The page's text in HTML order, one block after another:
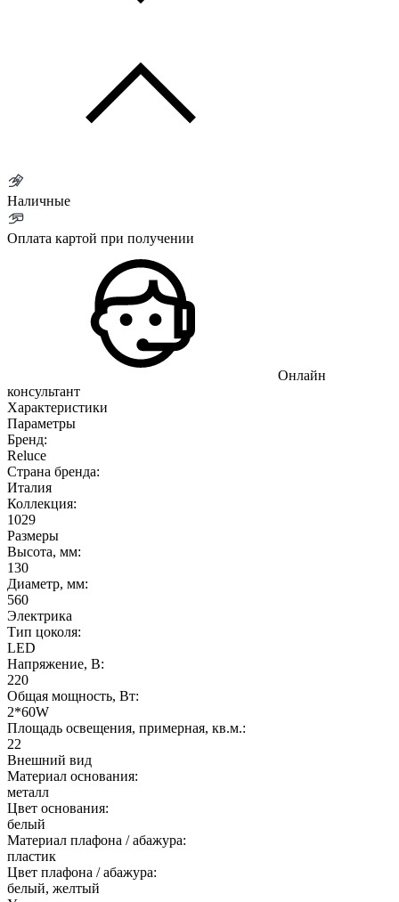
Наличные
Оплата картой при получении
Онлайн
консультант
Характеристики
Параметры
Бренд:
Reluce
Страна бренда:
Италия
Коллекция:
1029
Размеры
Высота, мм:
130
Диаметр, мм:
560
Электрика
Тип цоколя:
LED
Напряжение, В:
220
Общая мощность, Вт:
2*60W
Площадь освещения, примерная, кв.м.:
22
Внешний вид
Материал основания:
металл
Цвет основания:
белый
Материал плафона / абажура:
пластик
Цвет плафона / абажура:
белый, желтый